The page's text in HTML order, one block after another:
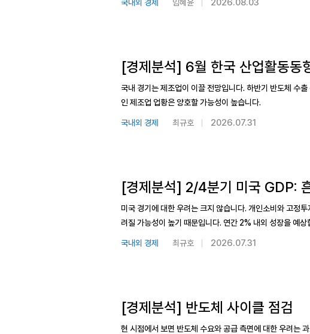
국내외 경제 임혜윤 2026.08.03
[경제분석] 6월 한국 산업활동동
국내 경기는 제조업이 이끌 전망입니다. 하반기 반도체 수
인 제조업 업황은 양호할 가능성이 높습니다.
국내외 경제 최규호 2026.07.31
[경제분석] 2/4분기 미국 GDP:
미국 경기에 대한 우려는 크지 않습니다. 개인소비와 고정
려질 가능성이 높기 때문입니다. 연간 2% 내외 성장을 예상
국내외 경제 최규호 2026.07.31
[경제분석] 반도체 사이클 점검
현 시점에서 보면 반도체 수요와 공급 측면에 대한 우려는